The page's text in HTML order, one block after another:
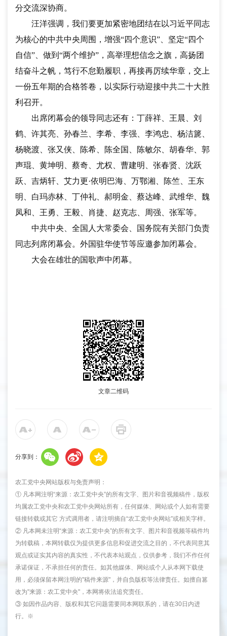
分交流深协商。
汪洋强调，我们要更加紧密地团结在以习近平同志
为核心的中共中央周围，增强“四个意识”、坚定“四个
自信”、做到“两个维护”，高举理想信念之旗，高扬团
结奋斗之帆，笃行不怠勤履职，再接再厉续华章，交上
一份五年期的合格答卷，以实际行动迎接中共二十大胜
利召开。
出席闭幕会的领导同志还有：丁薛祥、王晨、刘
鹤、许其亮、孙春兰、李希、李强、李鸿忠、杨洁篪、
杨晓渡、张又侠、陈希、陈全国、陈敏尔、胡春华、郭
声琨、黄坤明、蔡奇、尤权、曹建明、张春贤、沈跃
跃、吉炳轩、艾力更·依明巴海、万鄂湘、陈竺、王东
明、白玛赤林、丁仲礼、郝明金、蔡达峰、武维华、魏
凤和、王勇、王毅、肖捷、赵克志、周强、张军等。
中共中央、全国人大常委会、国务院有关部门负责
同志列席闭幕会。外国驻华使节等应邀参加闭幕会。
大会在雄壮的国歌声中闭幕。
文章二维码
分享到：
农工党中央网站版权与免责声明：
① 凡本网注明“来源：农工党中央”的所有文字、图片和音视频稿件，版权
均属农工党中央和农工党中央网站所有，任何媒体、网站或个人如有需要
链接转载或其它 方式调用者，请注明摘自“农工党中央网站”或相关字样。
② 凡本网未注明“来源：农工党中央”的所有文字、图片和音视频等稿件均
为转载稿，本网转载仅为提供更多信息和促进交流之目的，不代表同意其
观点或证实其内容的真实性，不代表本站观点，仅供参考，我们不作任何
承诺保证，不承担任何的责任。如其他媒体、网站或个人从本网下载使
用，必须保留本网注明的"稿件来源"，并自负版权等法律责任。如擅自篡
改为"来源：农工党中央"，本网将依法追究责任。
③ 如因作品内容、版权和其它问题需要同本网联系的，请在30日内进
行。※